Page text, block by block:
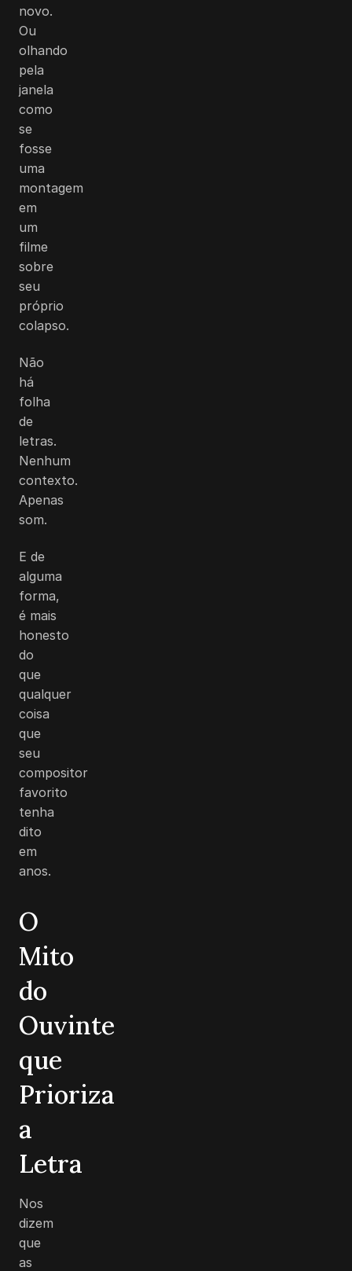
novo.
Ou
olhando
pela
janela
como
se
fosse
uma
montagem
em
um
filme
sobre
seu
próprio
colapso.
Não
há
folha
de
letras.
Nenhum
contexto.
Apenas
som.
E de
alguma
forma,
é mais
honesto
do
que
qualquer
coisa
que
seu
compositor
favorito
tenha
dito
em
anos.
O
Mito
do
Ouvinte
que
Prioriza
a
Letra
Nos
dizem
que
as